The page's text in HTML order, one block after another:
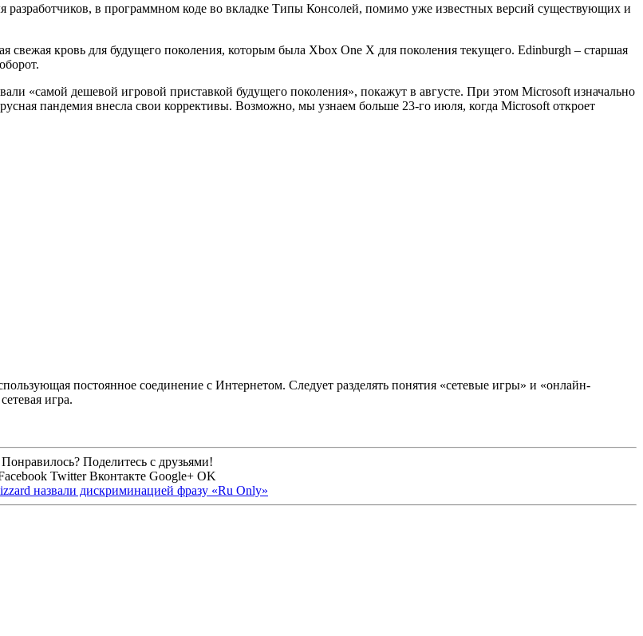
в программном коде во вкладке Типы Консолей, помимо уже известных версий существующих и
свежая кровь для будущего поколения, которым была Xbox One X для поколения текущего. Edinburgh – старшая
«самой дешевой игровой приставкой будущего поколения», покажут в августе. При этом Microsoft изначально
пандемия внесла свои коррективы. Возможно, мы узнаем больше 23-го июля, когда Microsoft откроет
постоянное соединение с Интернетом. Следует разделять понятия «сетевые игры» и «онлайн-
игра.
Понравилось? Поделитесь с друзьями!
Twitter Вконтакте Google+ OK
назвали дискриминацией фразу «Ru Only»